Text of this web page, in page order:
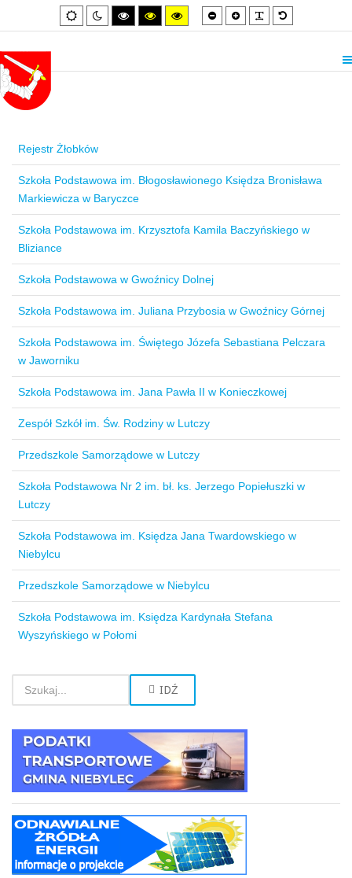
Default
mode
Night
mode
High
contrast
High
contrast
High
contrast
Smaller
font
Larger
font
Default
font
Rejestr Żłobków
Szkoła Podstawowa im. Błogosławionego Księdza Bronisława
Markiewicza w Baryczce
Szkoła Podstawowa im. Krzysztofa Kamila Baczyńskiego w
Bliziance
Szkoła Podstawowa w Gwoźnicy Dolnej
Szkoła Podstawowa im. Juliana Przybosia w Gwoźnicy Górnej
Szkoła Podstawowa im. Świętego Józefa Sebastiana Pelczara
w Jaworniku
Szkoła Podstawowa im. Jana Pawła II w Konieczkowej
Zespół Szkół im. Św. Rodziny w Lutczy
Przedszkole Samorządowe w Lutczy
Szkoła Podstawowa Nr 2 im. bł. ks. Jerzego Popiełuszki w
Lutczy
Szkoła Podstawowa im. Księdza Jana Twardowskiego w
Niebylcu
Przedszkole Samorządowe w Niebylcu
Szkoła Podstawowa im. Księdza Kardynała Stefana
Wyszyńskiego w Połomi
IDŹ